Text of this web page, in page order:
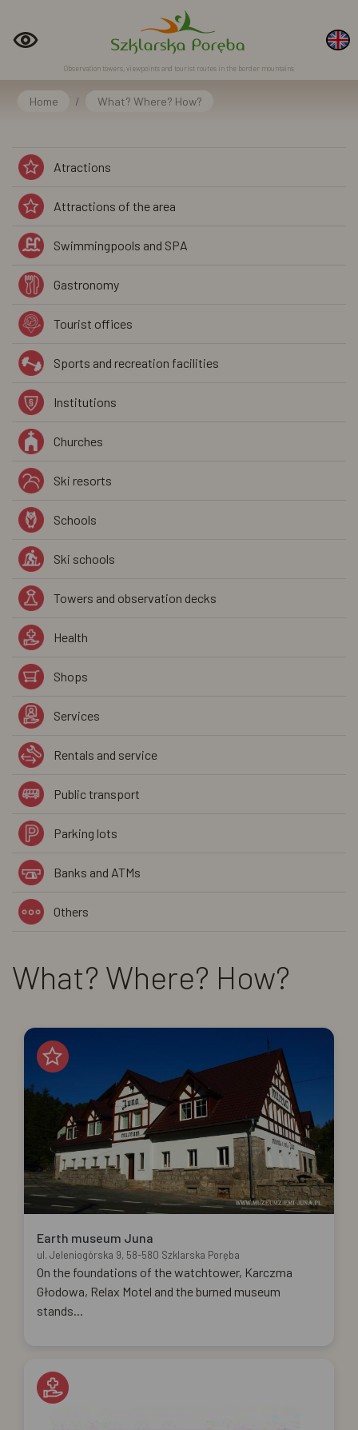
Observation towers, viewpoints and tourist routes in the border mountains
Home / What? Where? How?
What? Where? How?
Earth museum Juna
ul. Jeleniogórska 9, 58-580 Szklarska Poręba
On the foundations of the watchtower, Karczma
Głodowa, Relax Motel and the burned museum
stands...
Atractions
Attractions of the area
Swimmingpools and SPA
Gastronomy
Tourist offices
Sports and recreation facilities
Institutions
Churches
Ski resorts
Schools
Ski schools
Towers and observation decks
Health
Shops
Services
Rentals and service
Public transport
Parking lots
Banks and ATMs
Others